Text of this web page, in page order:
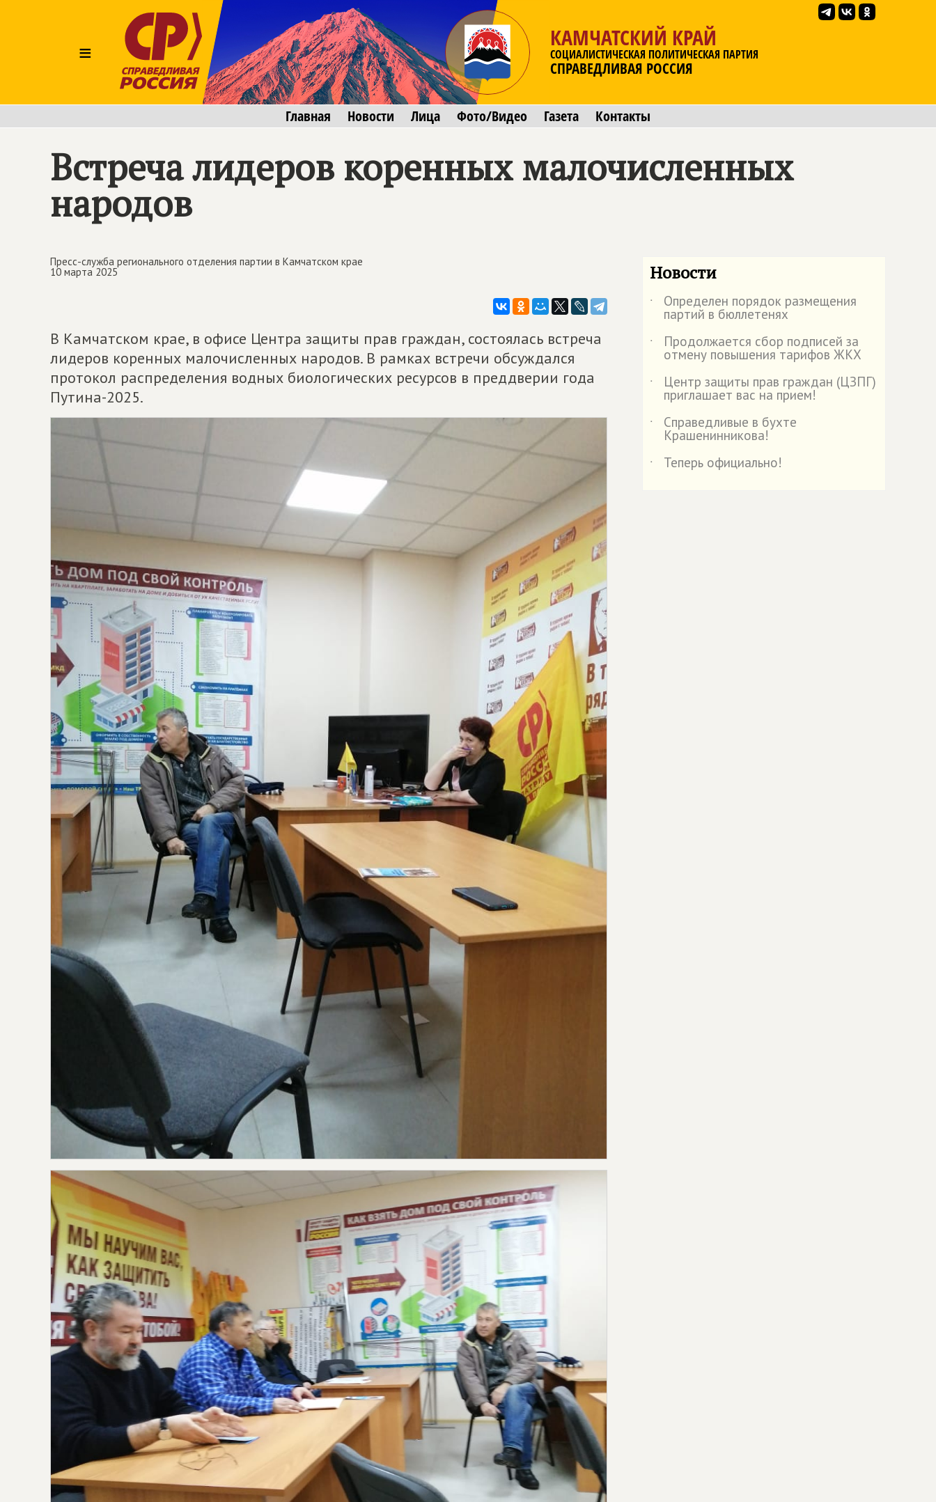
≡
КАМЧАТСКИЙ КРАЙ
СОЦИАЛИСТИЧЕСКАЯ ПОЛИТИЧЕСКАЯ ПАРТИЯ
СПРАВЕДЛИВАЯ РОССИЯ
Главная Новости Лица Фото/Видео Газета Контакты
Встреча лидеров коренных малочисленных
народов
Пресс-служба регионального отделения партии в Камчатском крае
10 марта 2025
В Камчатском крае, в офисе Центра защиты прав граждан, состоялась встреча
лидеров коренных малочисленных народов. В рамках встречи обсуждался
протокол распределения водных биологических ресурсов в преддверии года
Путина-2025.
Новости
˙ Определен порядок размещения
партий в бюллетенях
˙
Продолжается сбор подписей за
отмену повышения тарифов ЖКХ
˙
Центр защиты прав граждан (ЦЗПГ)
приглашает вас на прием!
˙
Справедливые в бухте
Крашенинникова!
˙
Теперь официально!